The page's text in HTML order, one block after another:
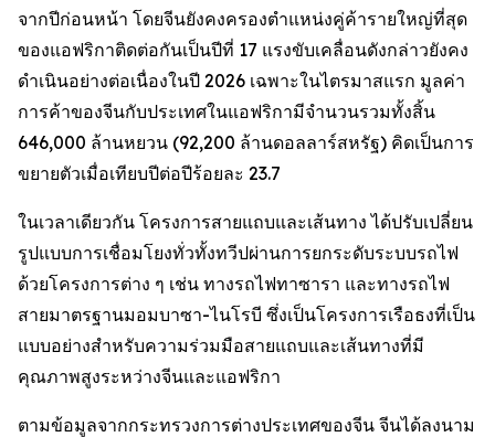
จากปีก่อนหน้า โดยจีนยังคงครองตำแหน่งคู่ค้ารายใหญ่ที่สุด
ของแอฟริกาติดต่อกันเป็นปีที่ 17 แรงขับเคลื่อนดังกล่าวยังคง
ดำเนินอย่างต่อเนื่องในปี 2026 เฉพาะในไตรมาสแรก มูลค่า
การค้าของจีนกับประเทศในแอฟริกามีจำนวนรวมทั้งสิ้น
646,000 ล้านหยวน (92,200 ล้านดอลลาร์สหรัฐ) คิดเป็นการ
ขยายตัวเมื่อเทียบปีต่อปีร้อยละ 23.7
ในเวลาเดียวกัน โครงการสายแถบและเส้นทาง ได้ปรับเปลี่ยน
รูปแบบการเชื่อมโยงทั่วทั้งทวีปผ่านการยกระดับระบบรถไฟ
ด้วยโครงการต่าง ๆ เช่น ทางรถไฟทาซารา และทางรถไฟ
สายมาตรฐานมอมบาซา-ไนโรบี ซึ่งเป็นโครงการเรือธงที่เป็น
แบบอย่างสำหรับความร่วมมือสายแถบและเส้นทางที่มี
คุณภาพสูงระหว่างจีนและแอฟริกา
ตามข้อมูลจากกระทรวงการต่างประเทศของจีน จีนได้ลงนาม